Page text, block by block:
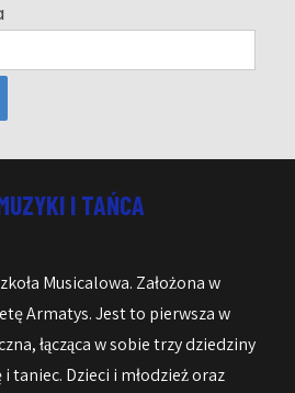
I TAŃCA
Musicalowa. Założona w
Armatys. Jest to pierwsza w
łącząca w sobie trzy dziedziny
taniec. Dzieci i młodzież oraz